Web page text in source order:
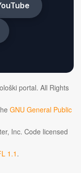
portal. All Rights
GNU General Public
Inc. Code licensed
1.1.